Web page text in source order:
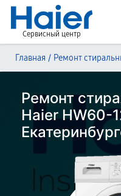
Сервисный центр
Главная / Ремонт
Ремонт
Haier HW60-